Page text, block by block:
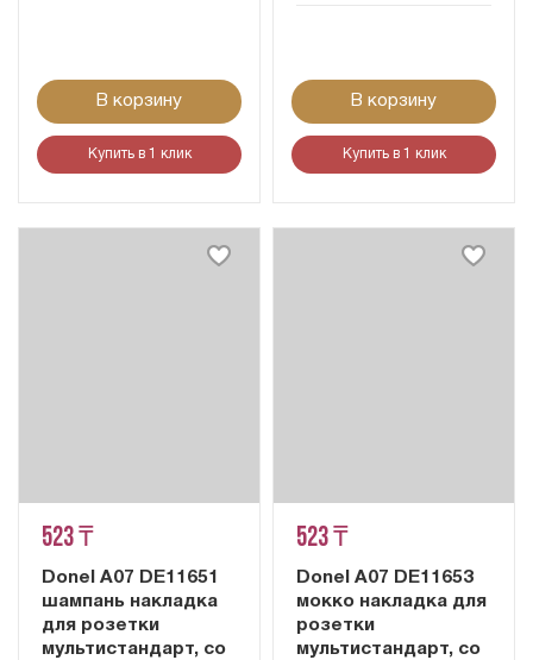
В корзину
Купить в 1 клик
В корзину
Купить в 1 клик
523 ₸
Donel A07 DE11651
шампань накладка
для розетки
мультистандарт, со
523 ₸
Donel A07 DE11653
мокко накладка для
розетки
мультистандарт, со